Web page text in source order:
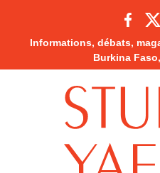
Informations, débats,
Burkina